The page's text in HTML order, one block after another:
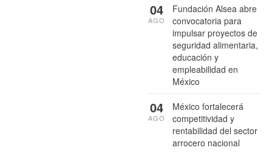
Fundación Alsea abre
convocatoria para
impulsar proyectos de
seguridad alimentaria,
educación y
empleabilidad en
México
04
AGO
México fortalecerá
competitividad y
rentabilidad del sector
arrocero nacional
04
AGO